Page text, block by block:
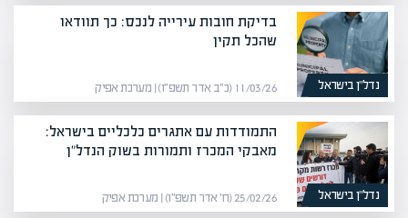
נדל”ן בישראל
בדיקת חובות עירייה לנכס: כך תוודאו
שהכל תקין
11/03/26 (כ״ב אדר תשפ״ו) | מערכת אפיק
נדל”ן בישראל
התמודדות עם אתגרים כלכליים בישראל:
מאבקי המכרז ותמורות בשוק הנדל"ן
25/02/26 (ח׳ אדר תשפ״ו) | מערכת אפיק